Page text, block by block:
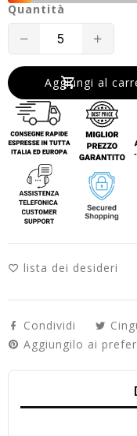
Quantità
Translation
missing:
Aggiungi al
lista dei desideri
Condividi
Aggiungilo ai